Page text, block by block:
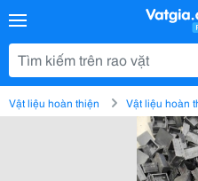
Vật liệu hoàn thiện Vật liệu hoàn